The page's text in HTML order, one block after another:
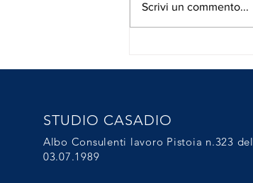
Scrivi un commento...
STUDIO CASADIO
Albo Consulenti lavoro Pistoia n.323 del
03.07.1989